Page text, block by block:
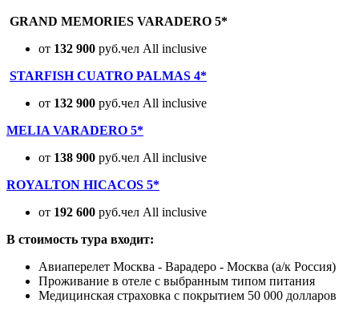
GRAND MEMORIES VARADERO 5*
от 132 900 руб.чел All inclusive
STARFISH CUATRO PALMAS 4*
от 132 900 руб.чел All inclusive
MELIA VARADERO 5*
от 138 900 руб.чел All inclusive
ROYALTON HICACOS 5*
от 192 600 руб.чел All inclusive
В стоимость тура входит:
Авиаперелет Москва - Варадеро - Москва (а/к Россия)
Проживание в отеле с выбранным типом питания
Медицинская страховка с покрытием 50 000 долларов